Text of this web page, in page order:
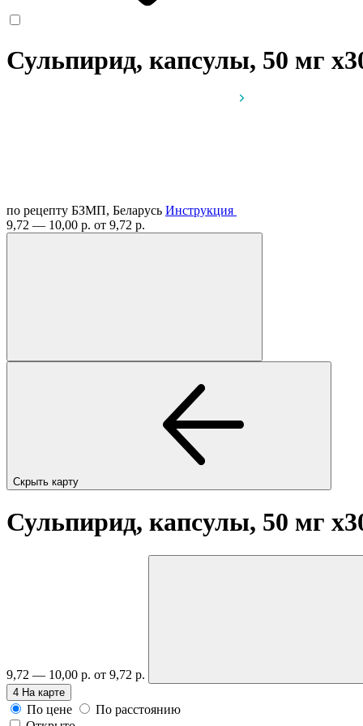
Сульпирид, капсулы, 50 мг
по рецепту БЗМП, Беларусь Инструкция
9,72 — 10,00 р. от 9,72 р.
Скрыть карту
Сульпирид, капсулы, 50 мг
9,72 — 10,00 р. от 9,72 р.
4 На карте
По цене
По расстоянию